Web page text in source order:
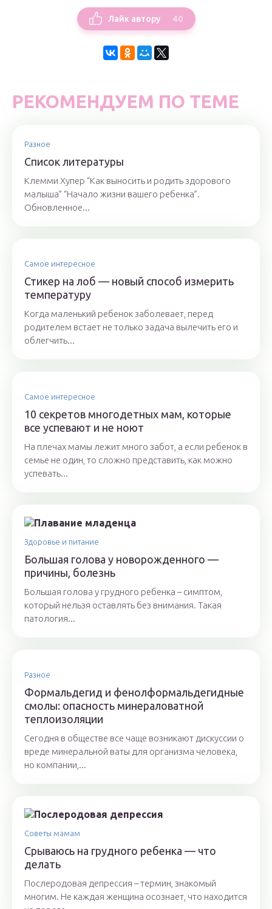
Лайк автору 40
РЕКОМЕНДУЕМ ПО ТЕМЕ
Разное
Список литературы
Клемми Хупер “Как выносить и родить здорового
малыша” “Начало жизни вашего ребенка”.
Обновленное...
Самое интересное
Стикер на лоб — новый способ измерить
температуру
Когда маленький ребенок заболевает, перед
родителем встает не только задача вылечить его и
облегчить...
Самое интересное
10 секретов многодетных мам, которые
все успевают и не ноют
На плечах мамы лежит много забот, а если ребенок в
семье не один, то сложно представить, как можно
успевать...
Здоровье и питание
Большая голова у новорожденного —
причины, болезнь
Большая голова у грудного ребенка – симптом,
который нельзя оставлять без внимания. Такая
патология...
Разное
Формальдегид и фенолформальдегидные
смолы: опасность минераловатной
теплоизоляции
Сегодня в обществе все чаще возникают дискуссии о
вреде минеральной ваты для организма человека,
но компании,...
Советы мамам
Срываюсь на грудного ребенка — что
делать
Послеродовая депрессия – термин, знакомый
многим. Не каждая женщина осознает, что находится